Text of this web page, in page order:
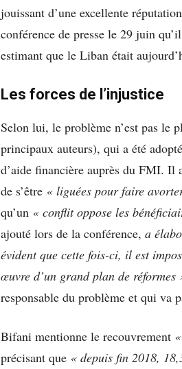
jouissant d’une excellente
conférence de presse le 29 juin qu’il
estimant que le Liban était
Les forces de l’injustice
Selon lui, le problème n’est pas le
principaux auteurs), qui a été
d’aide financière auprès du FMI. Il
de s’être « liguées pour faire
qu’un « conflit oppose les
ajouté lors de la conférence, a
évident que cette fois-ci, il est
œuvre d’un grand plan de réformes
responsable du problème et qui va
Bifani mentionne le recouvrement
précisant que « depuis fin 2018,